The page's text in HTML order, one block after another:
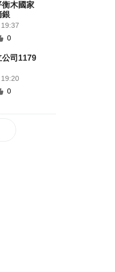
衡木國家
銀
0
公司1179
0